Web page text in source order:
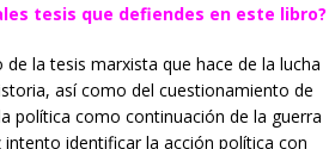
tesis que defiendes en este libro?
la tesis marxista que hace de la lucha
así como del cuestionamiento de
política como continuación de la guerra
identificar la acción política con